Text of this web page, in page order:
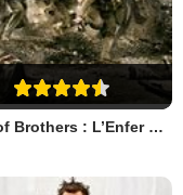
Band of Brothers : L’Enfer du Pacifique